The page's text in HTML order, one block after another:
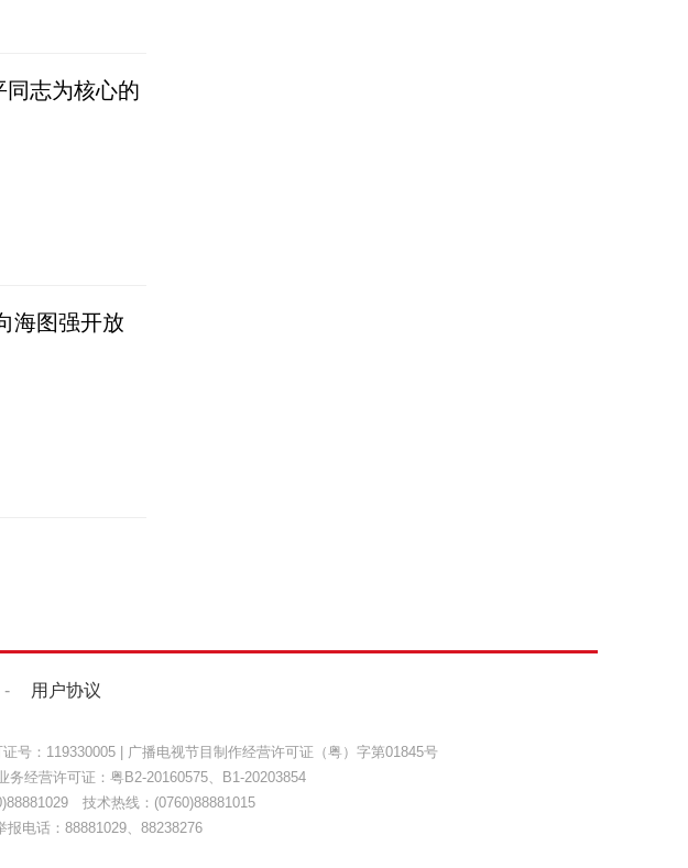
志为核心的
海图强开放
- 用户协议
号：119330005
广播电视节目制作经营许可证（粤）字第01845号
务经营许可证： 粤B2-20160575、
B1-20203854
技术热线：(0760)88881015
电话：88881029、88238276